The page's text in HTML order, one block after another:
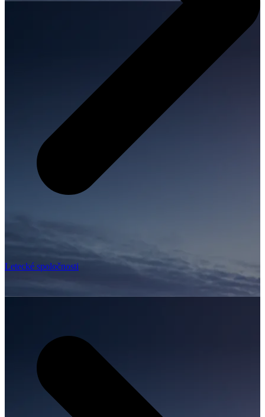
Letecké spoločnosti